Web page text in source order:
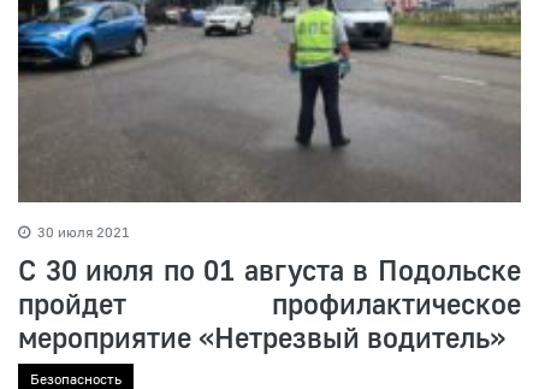
30 июля 2021
С 30 июля по 01 августа в Подольске
пройдет профилактическое
мероприятие «Нетрезвый водитель»
Безопасность